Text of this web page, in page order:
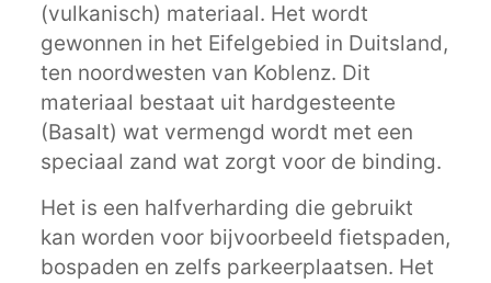
(vulkanisch) materiaal. Het wordt
gewonnen in het Eifelgebied in Duitsland,
ten noordwesten van Koblenz. Dit
materiaal bestaat uit hardgesteente
(Basalt) wat vermengd wordt met een
speciaal zand wat zorgt voor de binding.
Het is een halfverharding die gebruikt
kan worden voor bijvoorbeeld fietspaden,
bospaden en zelfs parkeerplaatsen. Het